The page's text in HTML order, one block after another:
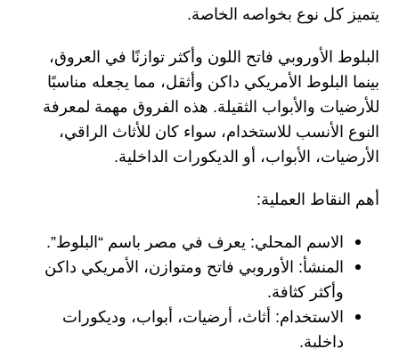
يتميز كل نوع بخواصه الخاصة.
البلوط الأوروبي فاتح اللون وأكثر توازنًا في العروق،
بينما البلوط الأمريكي داكن وأثقل، مما يجعله مناسبًا
للأرضيات والأبواب الثقيلة. هذه الفروق مهمة لمعرفة
النوع الأنسب للاستخدام، سواء كان للأثاث الراقي،
الأرضيات، الأبواب، أو الديكورات الداخلية.
أهم النقاط العملية:
الاسم المحلي: يعرف في مصر باسم “البلوط”.
المنشأ: الأوروبي فاتح ومتوازن، الأمريكي داكن
وأكثر كثافة.
الاستخدام: أثاث، أرضيات، أبواب، وديكورات
داخلية.